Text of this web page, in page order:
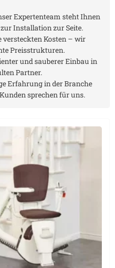
Expertenteam steht Ihnen
Installation zur Seite.
versteckten Kosten – wir
Preisstrukturen.
und sauberer Einbau in
Partner.
Erfahrung in der Branche
sprechen für uns.